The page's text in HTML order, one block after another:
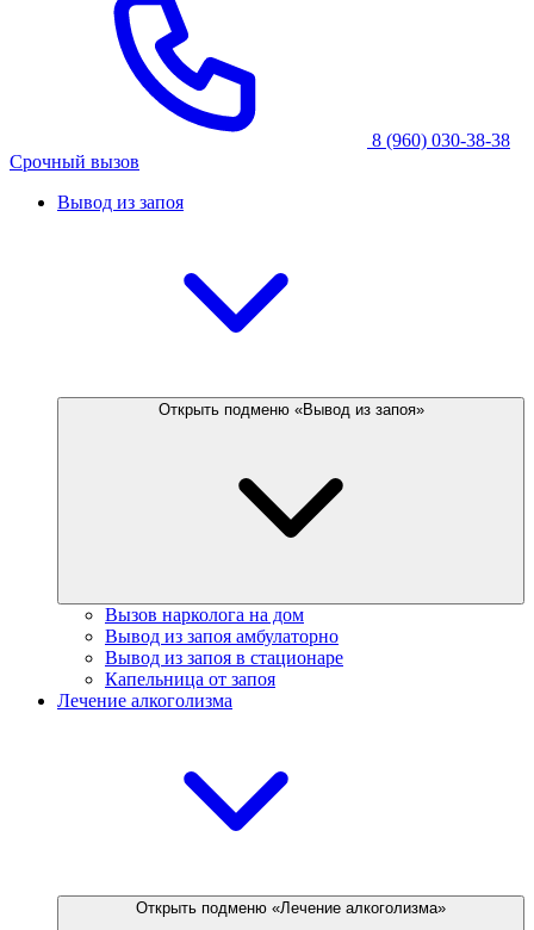
8 (960) 030-38-38
Срочный вызов
Вывод из запоя
Открыть подменю «Вывод из запоя»
Вызов нарколога на дом
Вывод из запоя амбулаторно
Вывод из запоя в стационаре
Капельница от запоя
Лечение алкоголизма
Открыть подменю «Лечение алкоголизма»